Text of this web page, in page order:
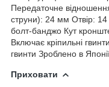
Передаточне
струни): 24 мм Отвір:
болт-банджо Кут
Включає кріпильні
гвинти Зроблено в
Приховати